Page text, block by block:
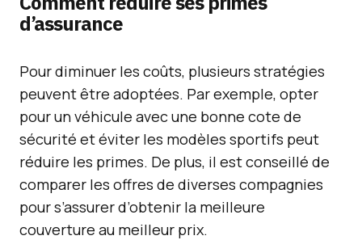
d’assurance
Pour diminuer les coûts, plusieurs stratégies
peuvent être adoptées. Par exemple, opter
pour un véhicule avec une bonne cote de
sécurité et éviter les modèles sportifs peut
réduire les primes. De plus, il est conseillé de
comparer les offres de diverses compagnies
pour s’assurer d’obtenir la meilleure
couverture au meilleur prix.